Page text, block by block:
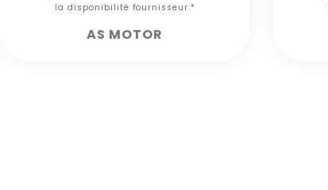
la disponibilité fournisseur.*
AS MOTOR